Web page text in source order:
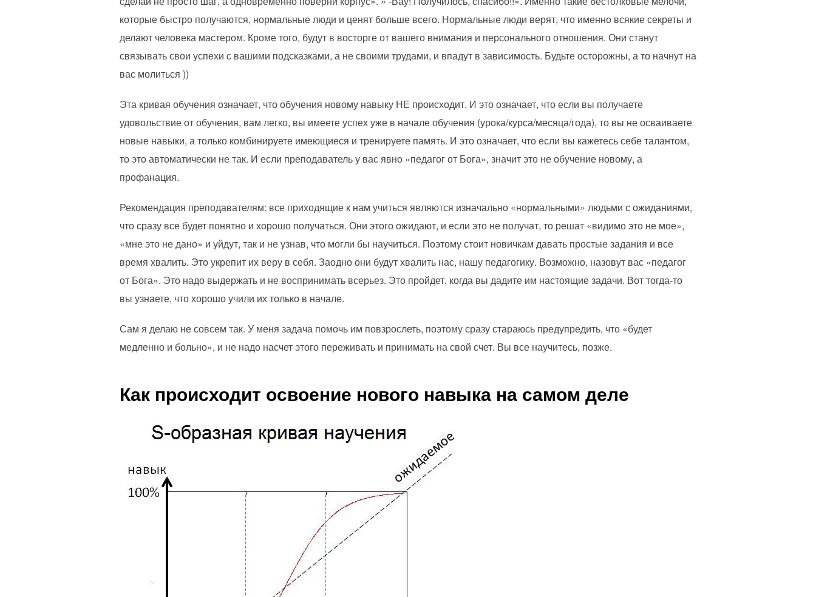
которые быстро получаются, нормальные люди и ценят больше всего. Нормальные люди верят, что именно всякие секреты и
делают человека мастером. Кроме того, будут в восторге от вашего внимания и персонального отношения. Они станут
связывать свои успехи с вашими подсказками, а не своими трудами, и впадут в зависимость. Будьте осторожны, а то начнут на
вас молиться ))
Эта кривая обучения означает, что обучения новому навыку НЕ происходит. И это означает, что если вы получаете
удовольствие от обучения, вам легко, вы имеете успех уже в начале обучения (урока/курса/месяца/года), то вы не осваиваете
новые навыки, а только комбинируете имеющиеся и тренируете память. И это означает, что если вы кажетесь себе талантом,
то это автоматически не так. И если преподаватель у вас явно «педагог от Бога», значит это не обучение новому, а
профанация.
Рекомендация преподавателям: все приходящие к нам учиться являются изначально «нормальными» людьми с ожиданиями,
что сразу все будет понятно и хорошо получаться. Они этого ожидают, и если это не получат, то решат «видимо это не мое»,
«мне это не дано» и уйдут, так и не узнав, что могли бы научиться. Поэтому стоит новичкам давать простые задания и все
время хвалить. Это укрепит их веру в себя. Заодно они будут хвалить нас, нашу педагогику. Возможно, назовут вас «педагог
от Бога». Это надо выдержать и не воспринимать всерьез. Это пройдет, когда вы дадите им настоящие задачи. Вот тогда-то
вы узнаете, что хорошо учили их только в начале.
Сам я делаю не совсем так. У меня задача помочь им повзрослеть, поэтому сразу стараюсь предупредить, что «будет
медленно и больно», и не надо насчет этого переживать и принимать на свой счет. Вы все научитесь, позже.
Как происходит освоение нового навыка на самом деле